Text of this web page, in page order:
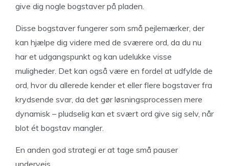
give dig nogle bogstaver på pladen.
Disse bogstaver fungerer som små pejlemærker, der
kan hjælpe dig videre med de sværere ord, da du nu
har et udgangspunkt og kan udelukke visse
muligheder. Det kan også være en fordel at udfylde de
ord, hvor du allerede kender et eller flere bogstaver fra
krydsende svar, da det gør løsningsprocessen mere
dynamisk – pludselig kan et svært ord give sig selv, når
blot ét bogstav mangler.
En anden god strategi er at tage små pauser
undervejs.